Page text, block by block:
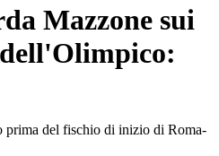
Mazzone sui
prima del fischio di inizio di Roma-